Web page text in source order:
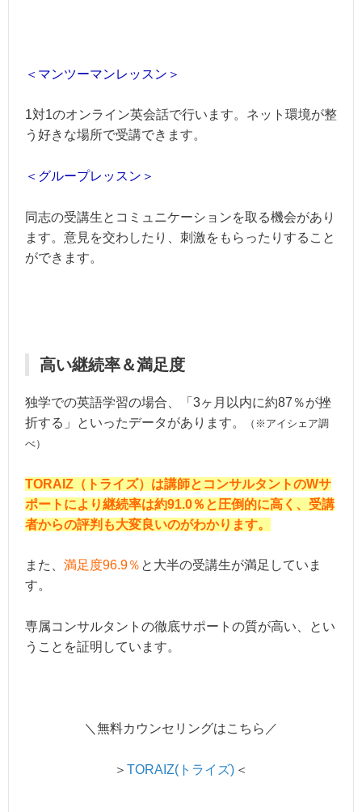
＜マンツーマンレッスン＞
1対1のオンライン英会話で行います。ネット環境が整
う好きな場所で受講できます。
＜グループレッスン＞
同志の受講生とコミュニケーションを取る機会があり
ます。意見を交わしたり、刺激をもらったりすること
ができます。
高い継続率＆満足度
独学での英語学習の場合、「3ヶ月以内に約87％が挫
折する」といったデータがあります。
（※アイシェア調
べ）
TORAIZ（トライズ）は講師とコンサルタントのWサ
ポートにより継続率は約91.0％と圧倒的に高く、受講
者からの評判も大変良いのがわかります。
また、 満足度96.9％ と大半の受講生が満足していま
す。
専属コンサルタントの徹底サポートの質が高い、とい
うことを証明しています。
＼無料カウンセリングはこちら／
＞ TORAIZ(トライズ) ＜